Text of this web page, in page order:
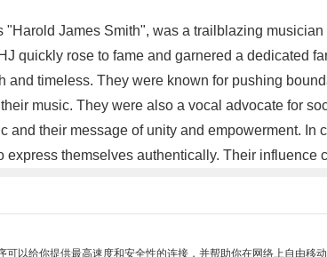
"Harold James Smith", was a trailblazing
quickly rose to fame and garnered a dedicated
and timeless. They were known for pushing
music. They were also a vocal advocate for
and their message of unity and empowerment.
express themselves authentically. Their
可以给你提供最高速度和安全性的连接，并帮助你在网络上自由移动